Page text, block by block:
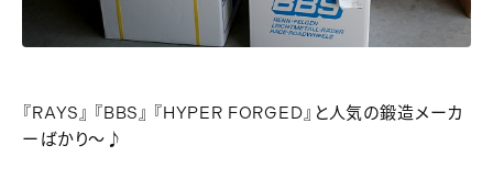
『RAYS』 『BBS』 『HYPER FORGED』と人気の鍛造メーカ
ーばかり～♪